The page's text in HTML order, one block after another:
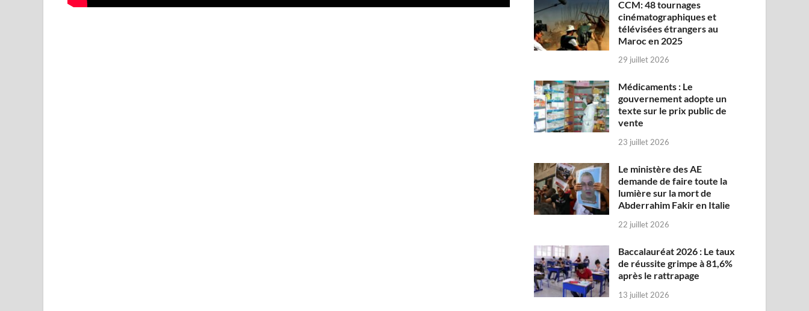
CCM: 48 tournages
cinématographiques et
télévisées étrangers au
Maroc en 2025
29 juillet 2026
Médicaments : Le
gouvernement adopte un
texte sur le prix public de
vente
23 juillet 2026
Le ministère des AE
demande de faire toute la
lumière sur la mort de
Abderrahim Fakir en Italie
22 juillet 2026
Baccalauréat 2026 : Le taux
de réussite grimpe à 81,6%
après le rattrapage
13 juillet 2026